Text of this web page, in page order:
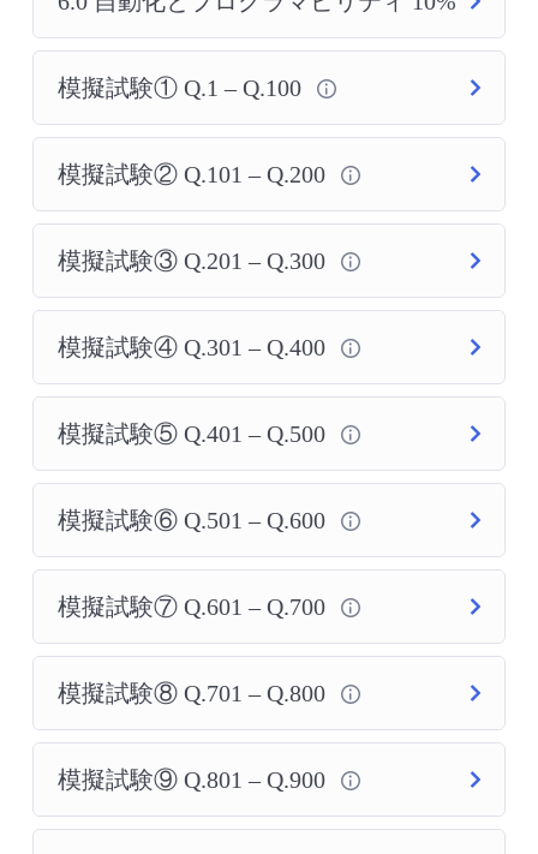
模擬試験① Q.1 – Q.100
模擬試験② Q.101 – Q.200
模擬試験③ Q.201 – Q.300
模擬試験④ Q.301 – Q.400
模擬試験⑤ Q.401 – Q.500
模擬試験⑥ Q.501 – Q.600
模擬試験⑦ Q.601 – Q.700
模擬試験⑧ Q.701 – Q.800
模擬試験⑨ Q.801 – Q.900